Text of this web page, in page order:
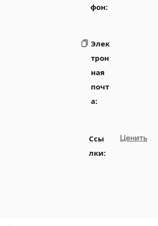
фон:
Элек
трон
ная
почт
а:
Ссы
лки:
Ценить